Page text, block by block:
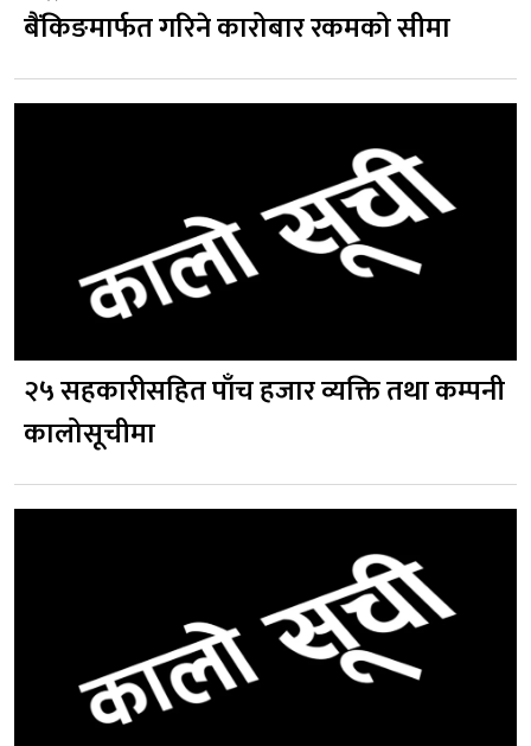
बैंकिङमार्फत गरिने कारोबार रकमको सीमा
२५ सहकारीसहित पाँच हजार व्यक्ति तथा कम्पनी
कालोसूचीमा